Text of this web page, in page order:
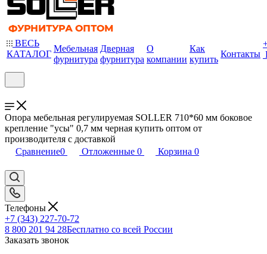
ВЕСЬ
КАТАЛОГ
Мебельная
фурнитура
Дверная
фурнитура
О
компании
Как
купить
Контакты
Опора мебельная регулируемая SOLLER 710*60 мм боковое
крепление "усы" 0,7 мм черная купить оптом от
производителя с доставкой
Сравнение0 Отложенные 0 Корзина 0
Телефоны
+7 (343) 227-70-72
8 800 201 94 28Бесплатно со всей России
Заказать звонок